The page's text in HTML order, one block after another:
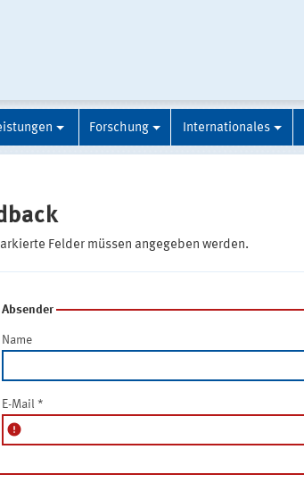
Forschung Internationales
Felder müssen angegeben werden.
Absender
Name
E-Mail *
error